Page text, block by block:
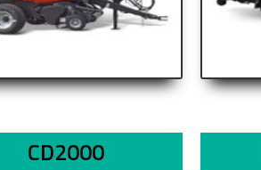
CD2000